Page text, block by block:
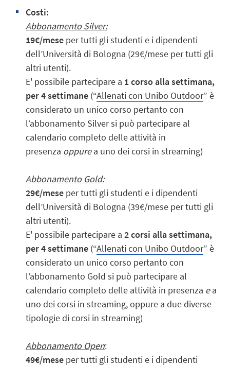
Costi:
Abbonamento Silver:
19€/mese per tutti gli studenti e i dipendenti
dell’Università di Bologna (29€/mese per tutti gli
altri utenti).
E' possibile partecipare a 1 corso alla settimana,
per 4 settimane (“Allenati con Unibo Outdoor” è
considerato un unico corso pertanto con
l’abbonamento Silver si può partecipare al
calendario completo delle attività in
presenza oppurea uno dei corsi in streaming)
Abbonamento Gold:
29€/mese per tutti gli studenti e i dipendenti
dell’Università di Bologna (39€/mese per tutti gli
altri utenti).
E' possibile partecipare a 2 corsi alla settimana,
per 4 settimane (“Allenati con Unibo Outdoor” è
considerato un unico corso pertanto con
l’abbonamento Gold si può partecipare al
calendario completo delle attività in presenza ea
uno dei corsi in streaming, oppure a due diverse
tipologie di corsi in streaming)
Abbonamento Open:
49€/mese per tutti gli studenti e i dipendenti